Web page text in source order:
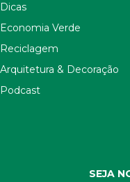
Dicas
Economia Verde
Reciclagem
Arquitetura & Decoração
Podcast
SEJA